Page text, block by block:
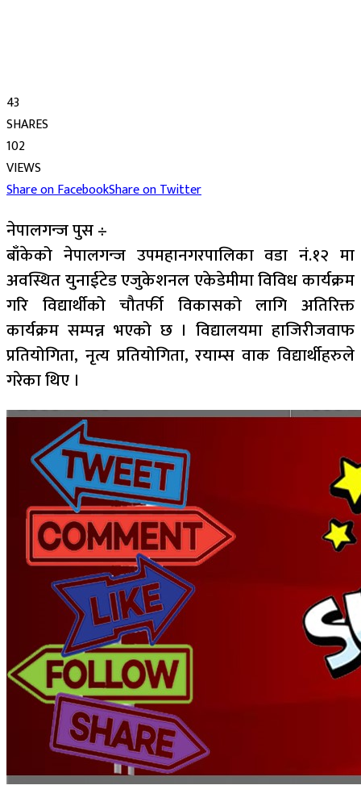
43
SHARES
102
VIEWS
Share on FacebookShare on Twitter
नेपालगन्ज पुस ÷
बाँकेको नेपालगन्ज उपमहानगरपालिका वडा नं.१२ मा
अवस्थित युनाईटेड एजुकेशनल एकेडेमीमा विविध कार्यक्रम
गरि विद्यार्थीको चौतर्फी विकासको लागि अतिरिक्त
कार्यक्रम सम्पन्न भएको छ । विद्यालयमा हाजिरीजवाफ
प्रतियोगिता, नृत्य प्रतियोगिता, रयाम्स वाक विद्यार्थीहरुले
गरेका थिए ।